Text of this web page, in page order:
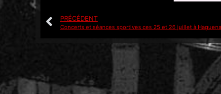
PRÉCÉDENT
Concerts et séances sportives ces 25 et 26 juillet à